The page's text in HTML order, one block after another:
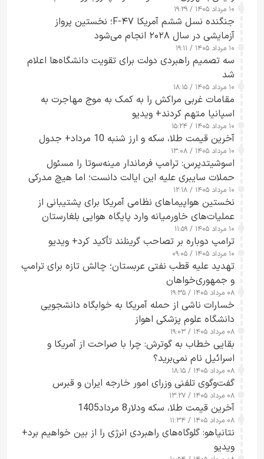
کسی که واقعاً دست به اقدام می‌زند
۱۰ مرداد ۱۴۰۵ / ۱۹:۲۹
جنگنده نسل ششم آمریکا F-۴۷؛ نخستین پرواز
آزمایشی در سال ۲۰۲۸ انجام می‌شود
۱۰ مرداد ۱۴۰۵ / ۱۹:۱۱
سه تصمیم راهبردی دولت برای تقویت دانشگاه‌ها اعلام
شد
۱۰ مرداد ۱۴۰۵ / ۱۸:۱۵
مقامات غربی مراکش را به کمک به موج مهاجرت به
اسپانیا متهم کردند+ ویدیو
۱۰ مرداد ۱۴۰۵ / ۱۵:۲۴
آخرین قیمت طلا، سکه و ارز شنبه 10 مرداد+ جدول
۱۰ مرداد ۱۴۰۵ / ۱۳:۰۸
اسوشیتدپرس: ترامپ فرماندار مینه‌سوتا را مسئول
حملات سایبری علیه این ایالت دانست؛ اما هیچ مدرکی
ارائه نکرد
۱۰ مرداد ۱۴۰۵ / ۱۲:۱۸
نخستین هواپیماهای نظامی آمریکا برای پشتیبانی از
عملیات‌های خاورمیانه وارد پایگاه هوایی بلغارستان
شدند
۱۰ مرداد ۱۴۰۵ / ۱۱:۵۹
ترامپ دوباره بر تصاحب گرینلند تأکید کرد+ ویدیو
۱۰ مرداد ۱۴۰۵ / ۰۹:۰۵
تهدید علیه قطب نفتی عربستان؛ چالش تازه برای ترامپ
و جمهوری‌خواهان
۰۸ مرداد ۱۴۰۵ / ۱۹:۳۵
خسارات ناشی از حمله آمریکا به خوابگاه دانشجویی
دانشگاه علوم پزشکی اهواز
۰۸ مرداد ۱۴۰۵ / ۱۹:۰۳
بقایی خطاب به گوترش: چرا با صراحت از آمریکا و
اسرائیل نام نمی‌برید؟
۰۸ مرداد ۱۴۰۵ / ۱۸:۱۵
گفت‌وگوی تلفنی وزرای امور خارجه ایران و قبرس
۰۸ مرداد ۱۴۰۵ / ۱۳:۲۷
آخرین قیمت طلا، سکه ودلار8 مرداد1405
۰۸ مرداد ۱۴۰۵ / ۱۱:۳۴
نتانیاهو: گلوگاه‌های راهبردی انرژی را از بین خواهیم برد+
ویدیو